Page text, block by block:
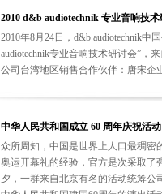
2010 d&b audiotechnik 专业音响技术
2010年8月24日，d&b audiotechnik
audiotechnik专业音响技术研讨会”，
公司台湾地区销售合作伙伴：唐宋企
中华人民共和国成立 60 周年庆祝活动
众所周知，中国是世界上人口最稠密
奥运开幕礼的经验，官方是次采取了
夕，一群来自北京有名的活动统筹